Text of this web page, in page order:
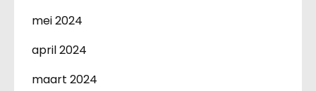
mei 2024
april 2024
maart 2024